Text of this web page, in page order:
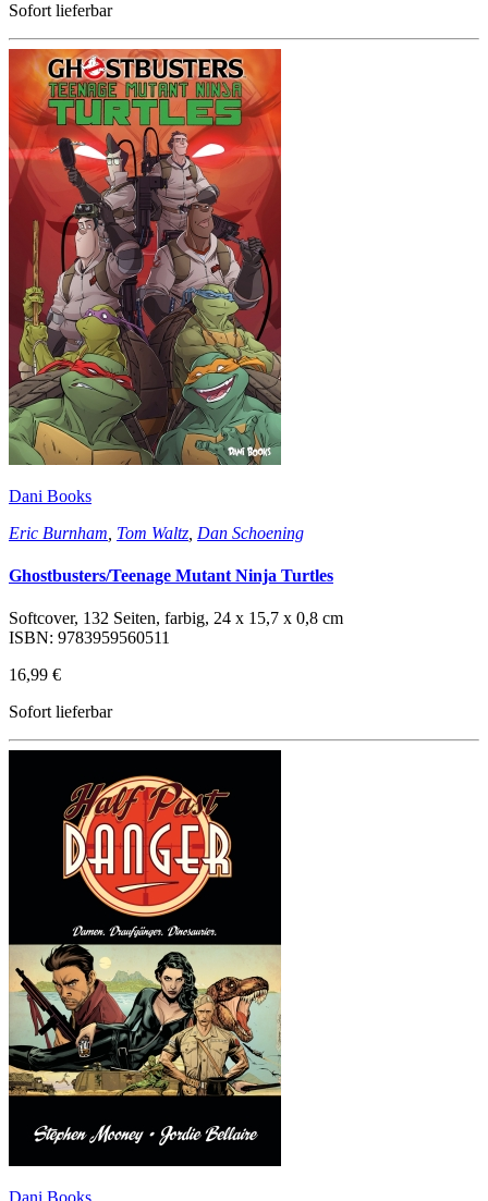
Sofort lieferbar
Dani Books
Eric Burnham Tom Waltz Dan Schoening
Ghostbusters/Teenage Mutant Ninja Turtles
Softcover, 132 Seiten, farbig, 24 x 15,7 x 0,8 cm
ISBN: 9783959560511
16,99 €
Sofort lieferbar